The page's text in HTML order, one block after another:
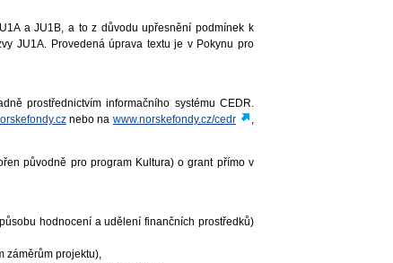
a JU1B, a to z důvodu upřesnění podmínek k
JU1A. Provedená úprava textu je v Pokynu pro
prostřednictvím informačního systému CEDR.
nebo na www.norskefondy.cz/cedr
,
původně pro program Kultura) o grant přímo v
hodnocení a udělení finančních prostředků)
záměrům projektu),